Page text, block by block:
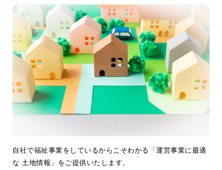
自社で福祉事業をしているからこそわかる「運営事業に最適
な 土地情報」をご提供いたします。